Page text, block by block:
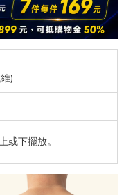
)
或下擺放。